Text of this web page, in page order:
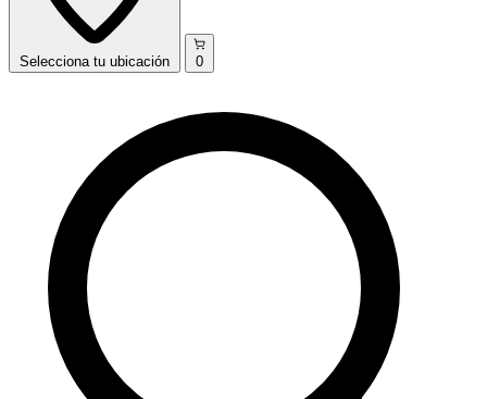
Selecciona tu ubicación 0